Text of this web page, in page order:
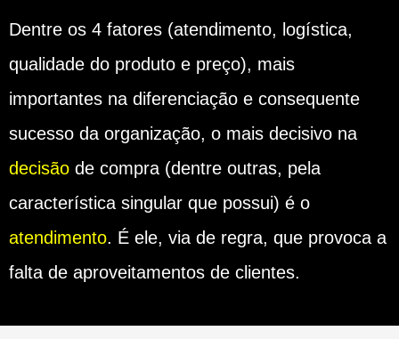
Dentre os 4 fatores (atendimento, logística,
qualidade do produto e preço), mais
importantes na diferenciação e consequente
sucesso da organização, o mais decisivo na
decisão de compra (dentre outras, pela
característica singular que possui) é o
atendimento. É ele, via de regra, que provoca a
falta de aproveitamentos de clientes.